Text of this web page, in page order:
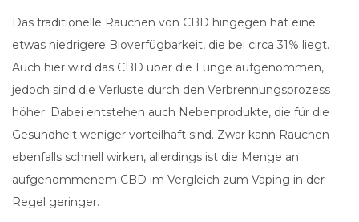
Das traditionelle Rauchen von CBD hingegen hat eine
etwas niedrigere Bioverfügbarkeit, die bei circa 31% liegt.
Auch hier wird das CBD über die Lunge aufgenommen,
jedoch sind die Verluste durch den Verbrennungsprozess
höher. Dabei entstehen auch Nebenprodukte, die für die
Gesundheit weniger vorteilhaft sind. Zwar kann Rauchen
ebenfalls schnell wirken, allerdings ist die Menge an
aufgenommenem CBD im Vergleich zum Vaping in der
Regel geringer.